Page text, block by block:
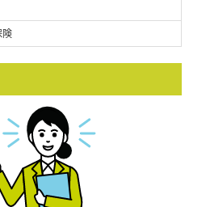
険